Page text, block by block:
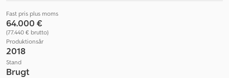
Fast pris plus moms
64.000 €
(77.440 € brutto)
Produktionsår
2018
Stand
Brugt